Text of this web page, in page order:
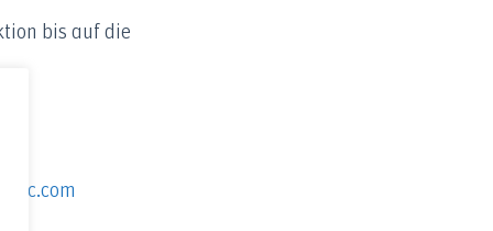
bis auf die